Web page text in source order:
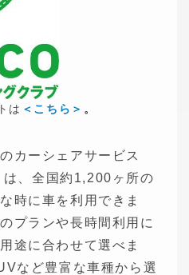
は ＜こちら＞ 。
カーシェアサービス
は、全国約1,200ヶ所の
時に車を利用できま
プランや長時間利用に
途に合わせて選べま
など豊富な車種から選